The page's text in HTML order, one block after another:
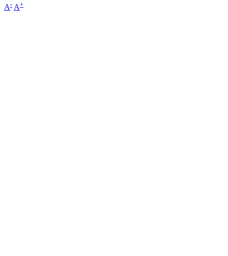
A- A+